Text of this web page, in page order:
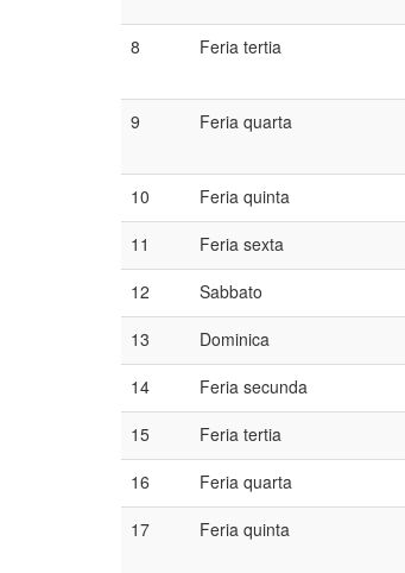
8
Feria tertia
9
Feria quarta
10
Feria quinta
11
Feria sexta
12
Sabbato
13
Dominica
14
Feria secunda
15
Feria tertia
16
Feria quarta
17
Feria quinta